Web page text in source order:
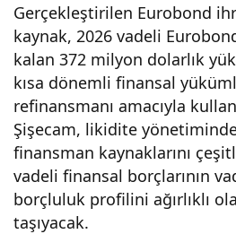
Gerçekleştirilen Eurobond
kaynak, 2026 vadeli
kalan 372 milyon dolarlık
kısa dönemli finansal
refinansmanı amacıyla
Şişecam, likidite
finansman kaynaklarını
vadeli finansal borçlarının
borçluluk profilini ağırlıklı
taşıyacak.
cı
gerç
ekle
ştir
di!